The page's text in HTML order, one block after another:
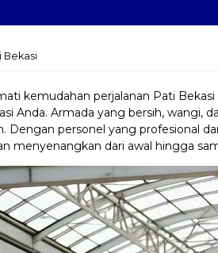
Bekasi
kemudahan perjalanan Pati
Anda. Armada yang bersih, wangi,
Dengan personel yang profesional
menyenangkan dari awal hingga